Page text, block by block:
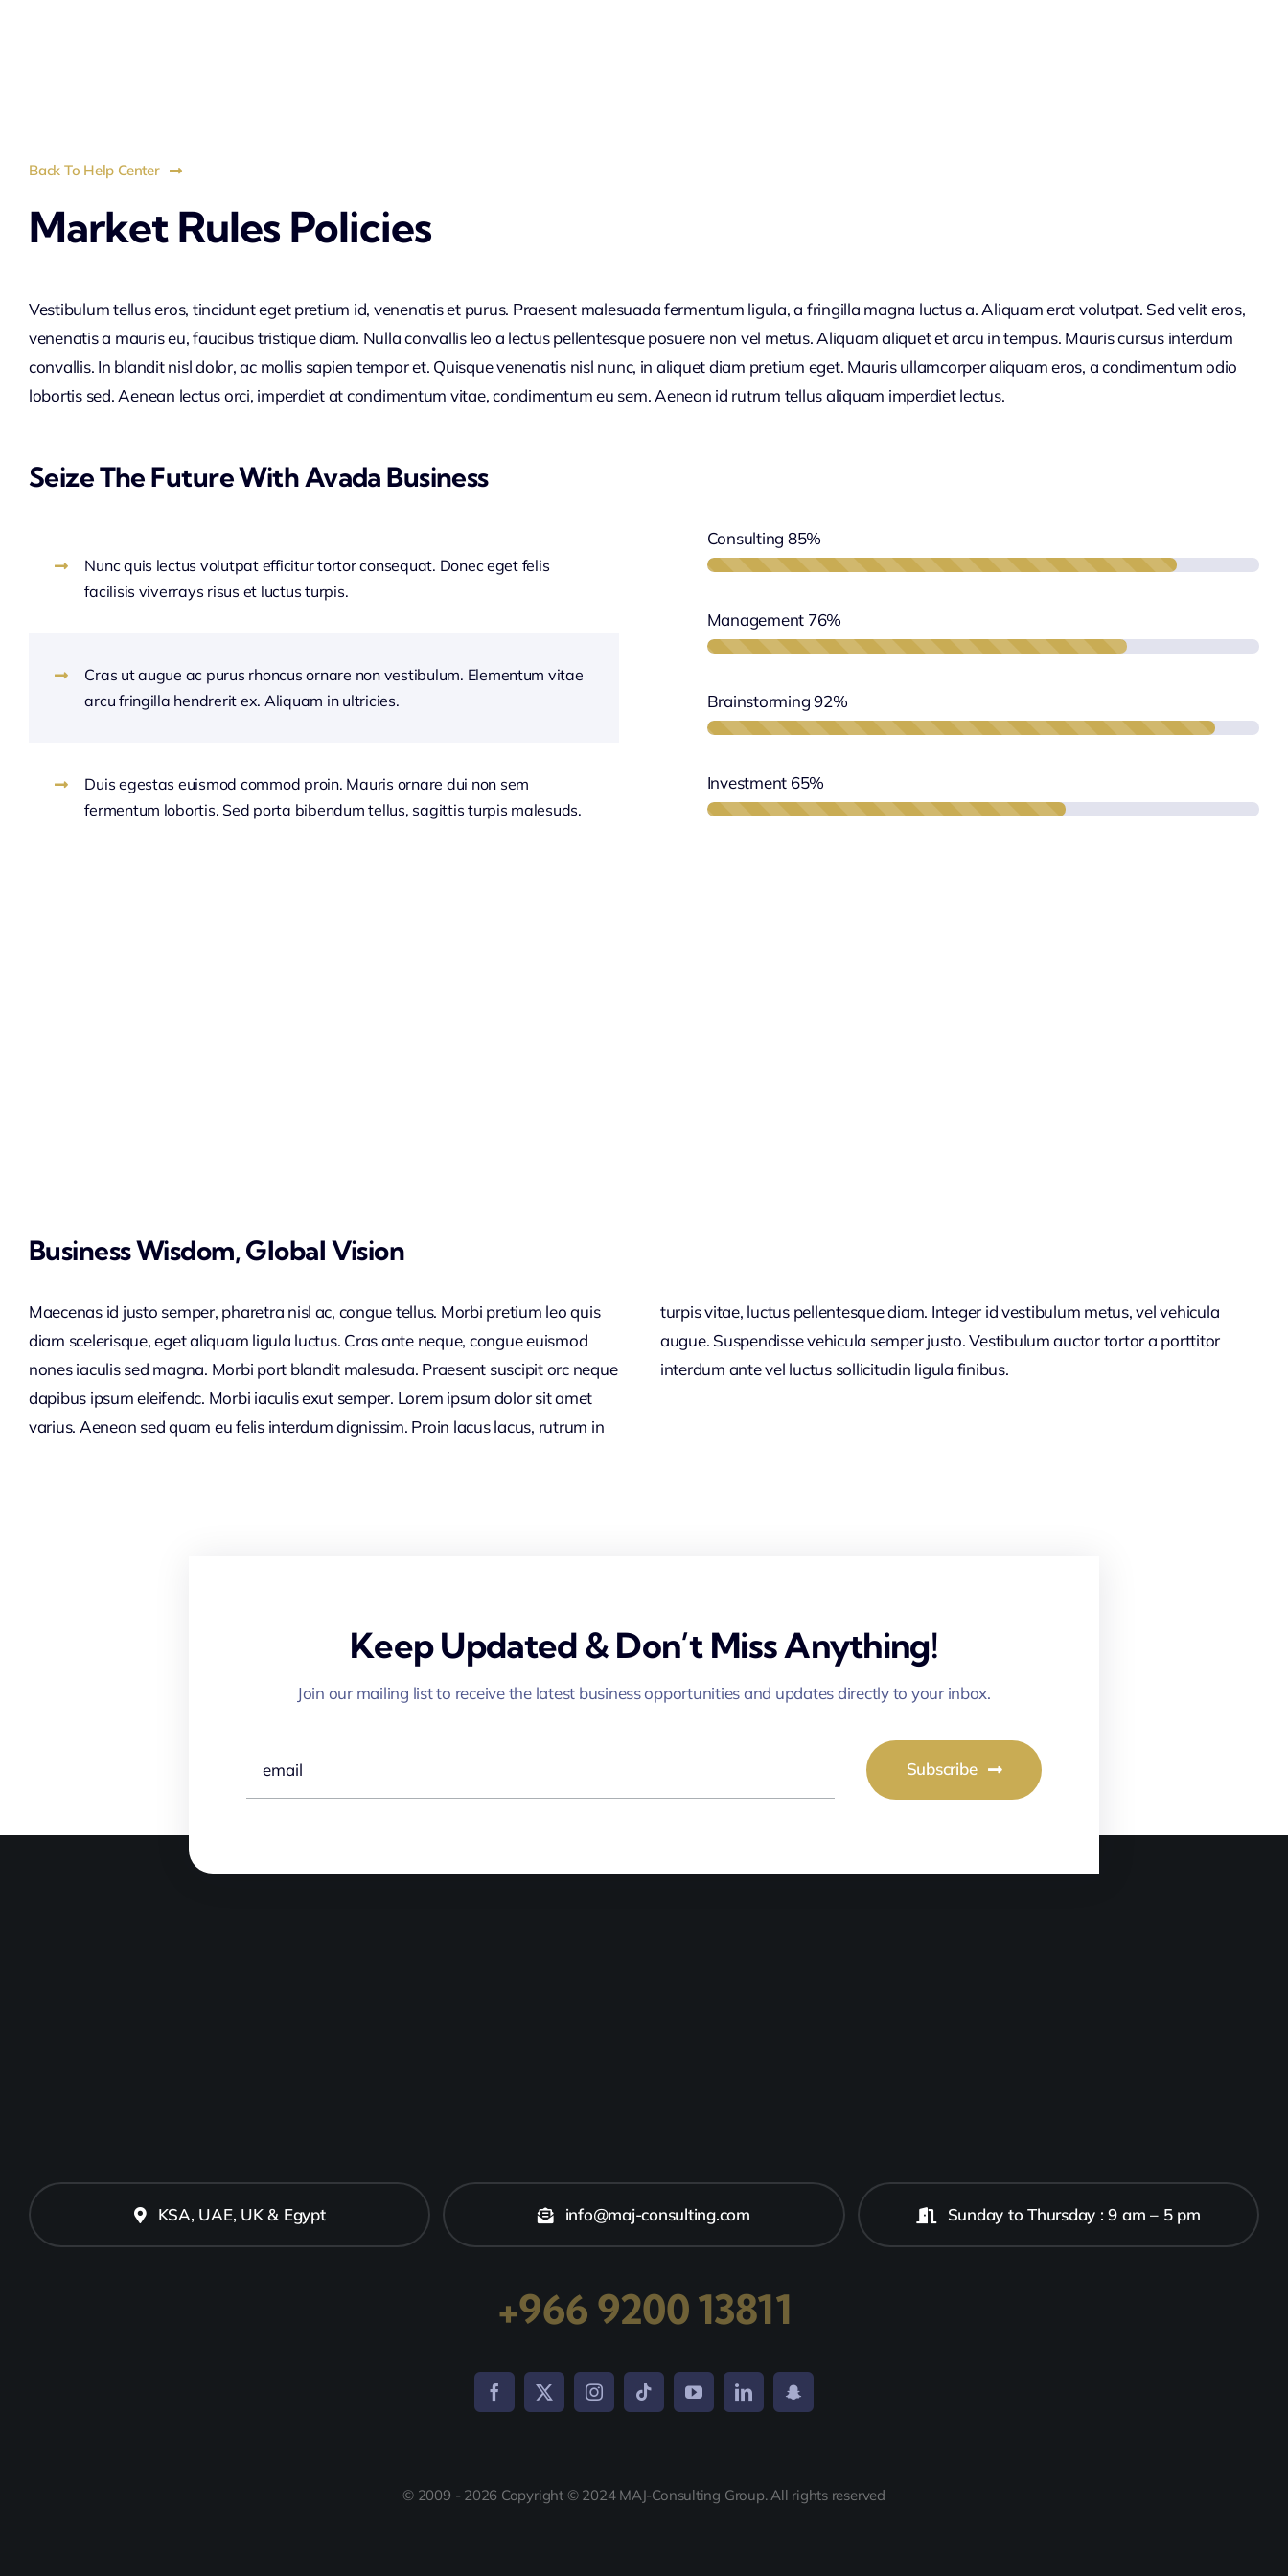
Back To Help Center
Market Rules Policies
Vestibulum tellus eros, tincidunt eget pretium id, venenatis et purus. Praesent malesuada fermentum ligula, a fringilla magna luctus a. Aliquam erat volutpat. Sed velit eros,
venenatis a mauris eu, faucibus tristique diam. Nulla convallis leo a lectus pellentesque posuere non vel metus. Aliquam aliquet et arcu in tempus. Mauris cursus interdum
convallis. In blandit nisl dolor, ac mollis sapien tempor et. Quisque venenatis nisl nunc, in aliquet diam pretium eget. Mauris ullamcorper aliquam eros, a condimentum odio
lobortis sed. Aenean lectus orci, imperdiet at condimentum vitae, condimentum eu sem. Aenean id rutrum tellus aliquam imperdiet lectus.
Seize The Future With Avada Business
Nunc quis lectus volutpat efficitur tortor consequat. Donec eget felis
facilisis viverrays risus et luctus turpis.
Cras ut augue ac purus rhoncus ornare non vestibulum. Elementum vitae
arcu fringilla hendrerit ex. Aliquam in ultricies.
Duis egestas euismod commod proin. Mauris ornare dui non sem
fermentum lobortis. Sed porta bibendum tellus, sagittis turpis malesuds.
Consulting 85%
Management 76%
Brainstorming92%
Investment 65%
Business Wisdom, Global Vision
Maecenas id justo semper, pharetra nisl ac, congue tellus. Morbi pretium leo quis
diam scelerisque, eget aliquam ligula luctus. Cras ante neque, congue euismod
nones iaculis sed magna. Morbi port blandit malesuda. Praesent suscipit orc neque
dapibus ipsum eleifendc. Morbi iaculis exut semper. Lorem ipsum dolor sit amet
varius. Aenean sed quam eu felis interdum dignissim. Proin lacus lacus, rutrum in
turpis vitae, luctus pellentesque diam. Integer id vestibulum metus, vel vehicula
augue. Suspendisse vehicula semper justo. Vestibulum auctor tortor a porttitor
interdum ante vel luctus sollicitudin ligula finibus.
Keep Updated & Don’t Miss Anything!
Join our mailing list to receive the latest business opportunities and updates directly to your inbox.
Subscribe
KSA, UAE, UK & Egypt info@maj-consulting.com Sunday to Thursday : 9 am – 5 pm
+966 9200 13811
© 2009 - 2026 Copyright © 2024 MAJ-Consulting Group. All rights reserved